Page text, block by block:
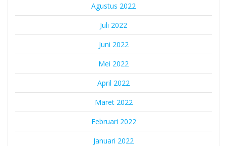
Agustus 2022
Juli 2022
Juni 2022
Mei 2022
April 2022
Maret 2022
Februari 2022
Januari 2022